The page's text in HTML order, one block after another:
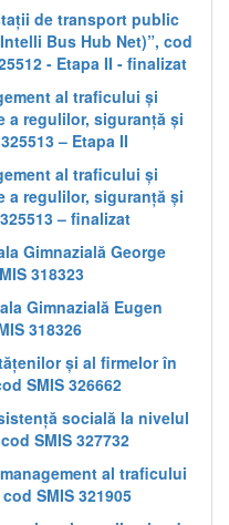
de transport public
Bus Hub Net)”, cod
- Etapa II - finalizat
al traficului și
a regulilor, siguranță și
– Etapa II
al traficului și
a regulilor, siguranță și
– finalizat
Gimnazială George
318323
Gimnazială Eugen
318326
și al firmelor în
SMIS 326662
socială la nivelul
SMIS 327732
al traficului
SMIS 321905